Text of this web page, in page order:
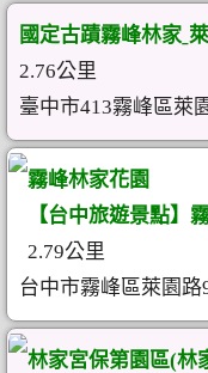
國定古蹟霧峰林家ˍ
2.76公里
臺中市413霧峰區萊
霧峰林家花園
【台中旅遊景點】
2.79公里
台中市霧峰區萊園路
林家宮保第園區(林